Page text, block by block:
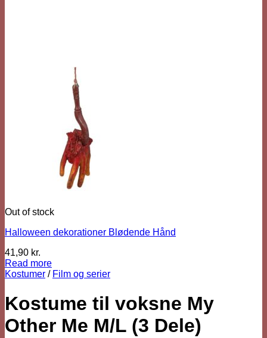
Out of stock
Halloween dekorationer Blødende Hånd
41,90 kr.
Read more
Kostumer / Film og serier
Kostume til voksne My
Other Me M/L (3 Dele)